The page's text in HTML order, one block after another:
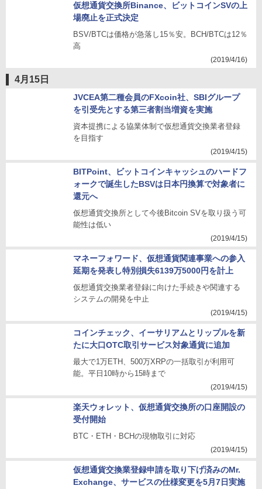
仮想通貨交換所Binance、ビットコインSVの上
場廃止を正式決定
BSV/BTCは価格が急落し15％安。BCH/BTCは12％
高
(2019/4/16)
4月15日
JVCEA第二種会員のFXcoin社、SBIグループ
を引受先とする第三者割当増資を実施
資本提携による協業体制で仮想通貨交換業者登録
を目指す
(2019/4/15)
BITPoint、ビットコインキャッシュのハードフ
ォークで誕生したBSVは日本円換算で対象者に
還元へ
仮想通貨交換所として今後Bitcoin SVを取り扱う可
能性は低い
(2019/4/15)
マネーフォワード、仮想通貨関連事業への参入
延期を発表し特別損失6139万5000円を計上
仮想通貨交換業者登録に向けた手続きや関連する
システムの開発を中止
(2019/4/15)
コインチェック、イーサリアムとリップルを新
たに大口OTC取引サービス対象通貨に追加
最大で1万ETH、500万XRPの一括取引が利用可
能。平日10時から15時まで
(2019/4/15)
楽天ウォレット、仮想通貨交換所の口座開設の
受付開始
BTC・ETH・BCHの現物取引に対応
(2019/4/15)
仮想通貨交換業登録申請を取り下げ済みのMr.
Exchange、サービスの仕様変更を5月7日実施